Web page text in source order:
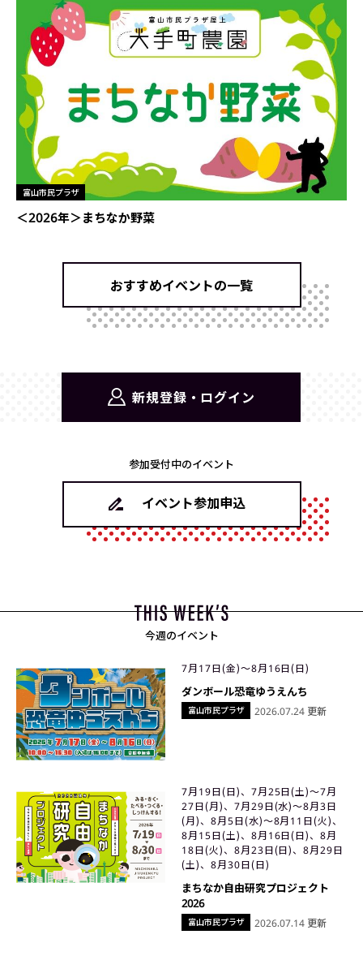
富山市民プラザ
＜2026年＞まちなか野菜
おすすめイベントの一覧
新規登録・ログイン
参加受付中のイベント
イベント参加申込
今週のイベント
富山市民プラザ
7月17日(金)〜8月16日(日)
ダンボール恐竜ゆうえんち
2026.07.24 更新
富山市民プラザ
7月19日(日)、7月25日(土)〜7月
27日(月)、7月29日(水)〜8月3日
(月)、8月5日(水)〜8月11日(火)、
8月15日(土)、8月16日(日)、8月
18日(火)、8月23日(日)、8月29日
(土)、8月30日(日)
まちなか自由研究プロジェクト
2026
2026.07.14 更新